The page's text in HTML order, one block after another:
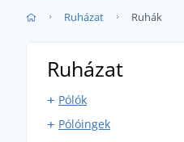
Ruházat Ruhák
Ruházat
Pólók
Rövid ujjú pólók
Pólóingek